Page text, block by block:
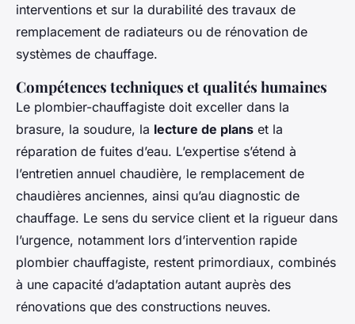
interventions et sur la durabilité des travaux de
remplacement de radiateurs ou de rénovation de
systèmes de chauffage.
Compétences techniques et qualités humaines
Le plombier-chauffagiste doit exceller dans la
brasure, la soudure, la lecture de plans et la
réparation de fuites d’eau. L’expertise s’étend à
l’entretien annuel chaudière, le remplacement de
chaudières anciennes, ainsi qu’au diagnostic de
chauffage. Le sens du service client et la rigueur dans
l’urgence, notamment lors d’intervention rapide
plombier chauffagiste, restent primordiaux, combinés
à une capacité d’adaptation autant auprès des
rénovations que des constructions neuves.